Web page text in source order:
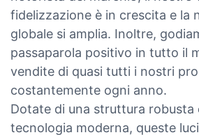
fidelizzazione è in crescita e la
globale si amplia. Inoltre,
passaparola positivo in tutto il
vendite di quasi tutti i nostri
costantemente ogni anno.
Dotate di una struttura robusta
tecnologia moderna, queste